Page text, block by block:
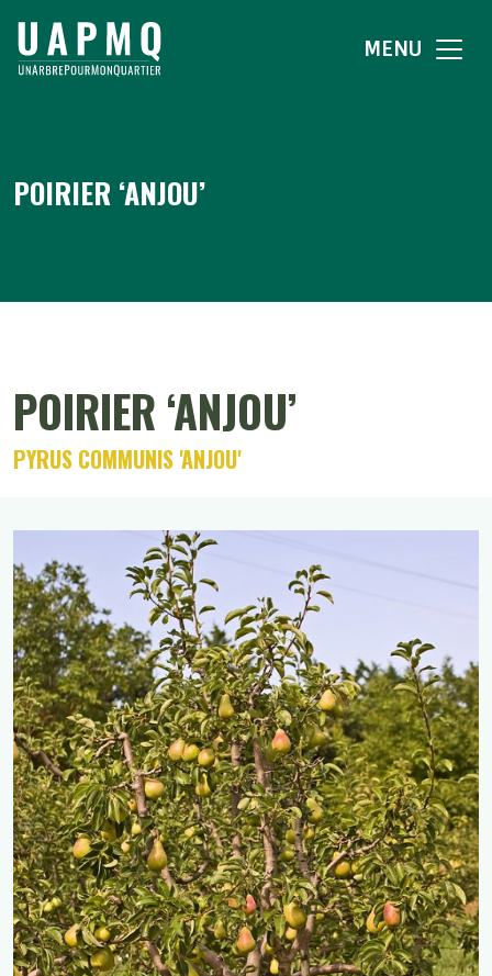
MENU
POIRIER ‘ANJOU’
POIRIER ‘ANJOU’
PYRUS COMMUNIS 'ANJOU'